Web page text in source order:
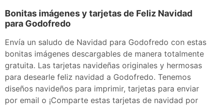
Bonitas imágenes y tarjetas de Feliz Navidad
para Godofredo
Envía un saludo de Navidad para Godofredo con estas
bonitas imágenes descargables de manera totalmente
gratuita. Las tarjetas navideñas originales y hermosas
para desearle feliz navidad a Godofredo. Tenemos
diseños navideños para imprimir, tarjetas para enviar
por email o ¡Comparte estas tarjetas de navidad por